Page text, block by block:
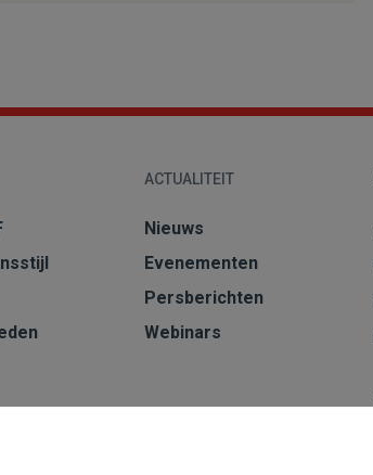
ACTUALITEIT
Nieuws
Evenementen
Persberichten
Webinars